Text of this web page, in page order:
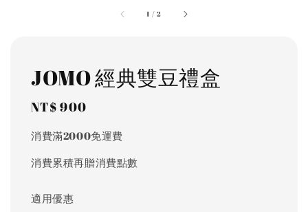
1 /2
JOMO 經典雙豆禮盒
Regular
NT$ 900
消費滿2000免運費
消費累積再贈消費點數
適用優惠